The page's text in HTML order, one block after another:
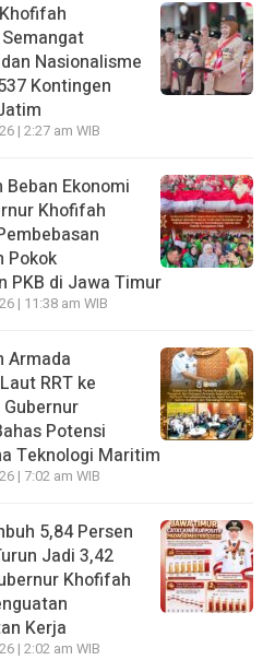
Nasionalisme
Kontingen
| 2:27 am WIB
Beban Ekonomi
Khofifah
Pokok
PKB di Jawa Timur
| 11:38 am WIB
Armada
RRT ke
Potensi
Teknologi Maritim
| 7:02 am WIB
5,84 Persen
Jadi 3,42
Khofifah
Kerja
| 2:02 am WIB